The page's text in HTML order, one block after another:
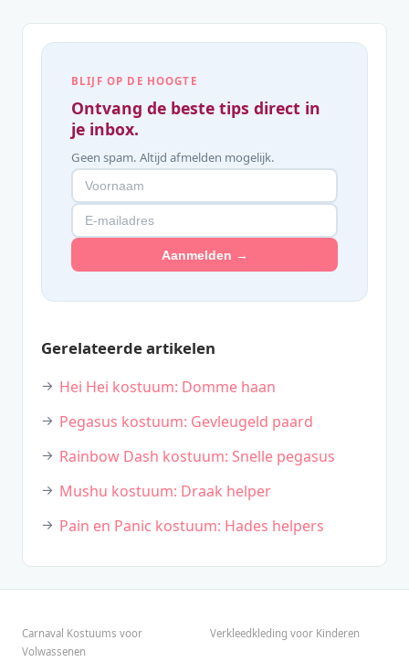
BLIJF OP DE HOOGTE
Ontvang de beste tips direct in
je inbox.
Geen spam. Altijd afmelden mogelijk.
Aanmelden →
Gerelateerde artikelen
Hei Hei kostuum: Domme haan
Pegasus kostuum: Gevleugeld paard
Rainbow Dash kostuum: Snelle pegasus
Mushu kostuum: Draak helper
Pain en Panic kostuum: Hades helpers
Carnaval Kostuums voor
Volwassenen
Verkleedkleding voor Kinderen